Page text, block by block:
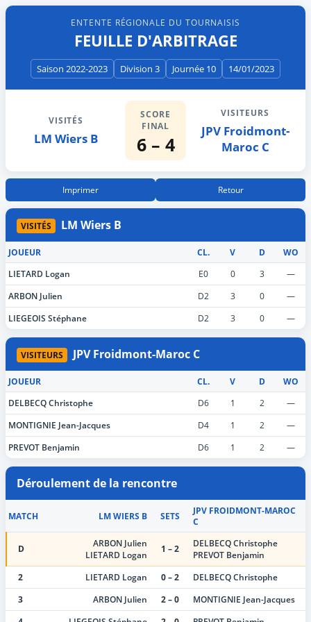
ENTENTE RÉGIONALE DU TOURNAISIS
FEUILLE D'ARBITRAGE
Saison 2022-2023 Division 3 Journée 10 14/01/2023
VISITÉS
LM Wiers B
SCORE
FINAL
6 – 4
VISITEURS
JPV Froidmont-
Maroc C
Imprimer Retour
VISITÉS LM Wiers B
JOUEUR CL. V D WO
LIETARD Logan E0 0 3
—
ARBON Julien
D2 3 0
—
LIEGEOIS Stéphane
D2 3 0 —
VISITEURS JPV Froidmont-Maroc C
JOUEUR CL. V D WO
DELBECQ Christophe D6 1 2
—
MONTIGNIE Jean-Jacques
D4 1 2
—
PREVOT Benjamin
D6 1 2 —
Déroulement de la rencontre
MATCH LM WIERS B SETS
JPV FROIDMONT-MAROC
C
D
ARBON Julien
LIETARD Logan
1 – 2
DELBECQ Christophe
PREVOT Benjamin
2
LIETARD Logan 0 – 2
DELBECQ Christophe
3
ARBON Julien 2 – 0
MONTIGNIE Jean-Jacques